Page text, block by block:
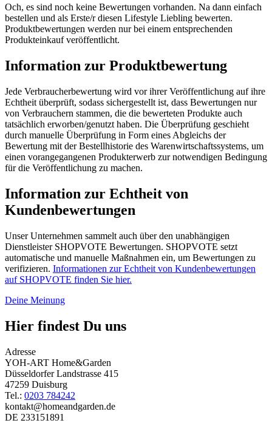
Och, es sind noch keine Bewertungen vorhanden. Na dann einfach
bestellen und als Erste/r diesen Lifestyle Liebling bewerten.
Produktbewertungen werden nur bei einem entsprechenden
Produkteinkauf veröffentlicht.
Information zur Produktbewertung
Jede Verbraucherbewertung wird vor ihrer Veröffentlichung auf ihre
Echtheit überprüft, sodass sichergestellt ist, dass Bewertungen nur
von Verbrauchern stammen, die die bewerteten Produkte auch
tatsächlich erworben/genutzt haben. Die Überprüfung geschieht
durch manuelle Überprüfung in Form eines Abgleichs der
Bewertung mit der Bestellhistorie des Warenwirtschaftssystems, um
einen vorangegangenen Produkterwerb zur notwendigen Bedingung
für die Veröffentlichung zu machen.
Information zur Echtheit von
Kundenbewertungen
Unser Unternehmen sammelt auch über den unabhängigen
Dienstleister SHOPVOTE Bewertungen. SHOPVOTE setzt
automatische und manuelle Maßnahmen ein, um Bewertungen zu
verifizieren. Informationen zur Echtheit von Kundenbewertungen
auf SHOPVOTE finden Sie hier.
Deine Meinung
Hier findest Du uns
Adresse
YOH-ART Home&Garden
Düsseldorfer Landstrasse 415
47259 Duisburg
Tel.: 0203 784242
kontakt@homeandgarden.de
DE 233151891